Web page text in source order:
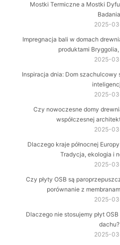
Mostki Termiczne a Mostki
Badania
2025-
Impregnacja bali w domach
produktami
2025-
Inspiracja dnia: Dom
2025-
Czy nowoczesne domy
współczesnej
2025-
Dlaczego kraje północnej
Tradycja, ekologia i
2025-
Czy płyty OSB są
porównanie z
2025-
Dlaczego nie stosujemy płyt
dachu?
2025-